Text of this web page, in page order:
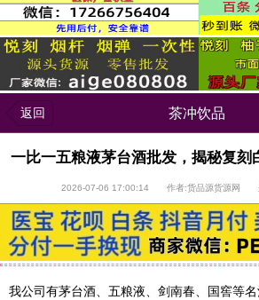
返回 茶冲饮品
一比一五粮液茅台酒批发，揭秘复刻
2026-07-06 17:00:14 作者:货品源货源网 来
我公司有茅台酒、五粮液、剑南春、国窖等名